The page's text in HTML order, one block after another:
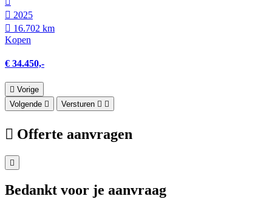
2025
16.702 km
Kopen
€ 34.450,-
Vorige
Volgende
Versturen
Offerte aanvragen
Bedankt voor je aanvraag